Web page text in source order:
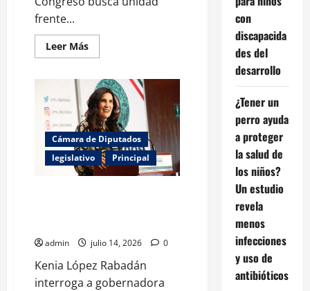
frente...
Leer MásLeer
más
El
Congreso
ante
la
presión
internacional:
la
postura
de
Kenia
Cámara de Diputados
legislativo
Principal
admin julio 14, 2026 0
Kenia López Rabadán
interroga a gobernadora
con
discapacida
des del
desarrollo
¿Tener un
perro ayuda
a proteger
la salud de
los niños?
Un estudio
revela
menos
infecciones
y uso de
antibióticos